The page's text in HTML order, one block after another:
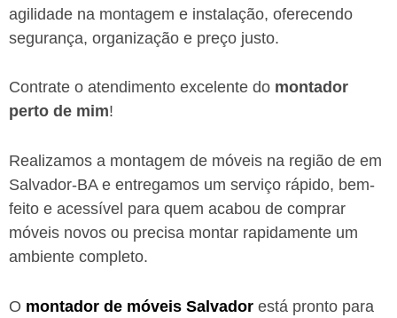
agilidade na montagem e instalação, oferecendo
segurança, organização e preço justo.
Contrate o atendimento excelente do montador
perto de mim!
Realizamos a montagem de móveis na região de em
Salvador-BA e entregamos um serviço rápido, bem-
feito e acessível para quem acabou de comprar
móveis novos ou precisa montar rapidamente um
ambiente completo.
O montador de móveis Salvador está pronto para